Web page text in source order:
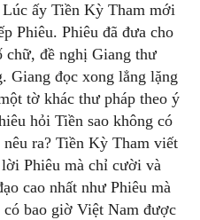
ấy Tiền Kỳ Tham mới
Phiêu. Phiêu đã đưa cho
chữ, đề nghị Giang thư
Giang đọc xong lẳng lặng
tờ khác thư pháp theo ý
hỏi Tiền sao không có
ra? Tiền Kỳ Tham viết
Phiêu mà chỉ cười và
cao nhất như Phiêu mà
bao giờ Việt Nam được